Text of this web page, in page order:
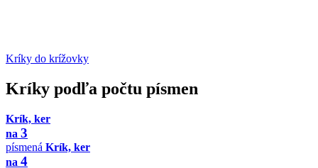
Kríky do krížovky
Kríky podľa počtu písmen
Krík, ker
na 3
písmená Krík, ker
na 4